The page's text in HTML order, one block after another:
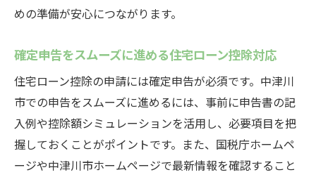
めの準備が安心につながります。
確定申告をスムーズに進める住宅ローン控除対応
住宅ローン控除の申請には確定申告が必須です。中津川
市での申告をスムーズに進めるには、事前に申告書の記
入例や控除額シミュレーションを活用し、必要項目を把
握しておくことがポイントです。また、国税庁ホームペ
ージや中津川市ホームページで最新情報を確認すること